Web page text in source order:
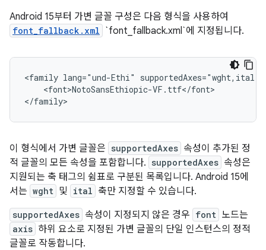
Android 15부터 가변 글꼴 구성은 다음 형식을 사용하여
font_fallback.xml `font_fallback.xml`에 지정됩니다.
<family lang="und-Ethi" supportedAxes="wght,ital">
    <font>NotoSansEthiopic-VF.ttf</font>
이 형식에서 가변 글꼴은 supportedAxes 속성이 추가된 정
적 글꼴의 모든 속성을 포함합니다. supportedAxes 속성은
지원되는 축 태그의 쉼표로 구분된 목록입니다. Android 15에
서는 wght 및 ital 축만 지정할 수 있습니다.
supportedAxes 속성이 지정되지 않은 경우 font 노드는
axis 하위 요소로 지정된 가변 글꼴의 단일 인스턴스의 정적
글꼴로 작동합니다.